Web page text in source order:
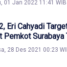
01 Jan 2022 11:41 WIB
Eri Cahyadi
Pemkot Surabaya
28 Des 2021 00:23